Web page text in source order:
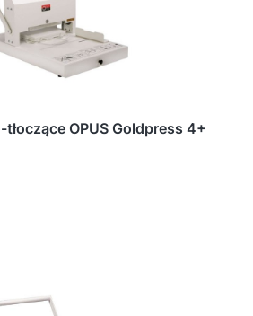
tłoczące OPUS Goldpress 4+